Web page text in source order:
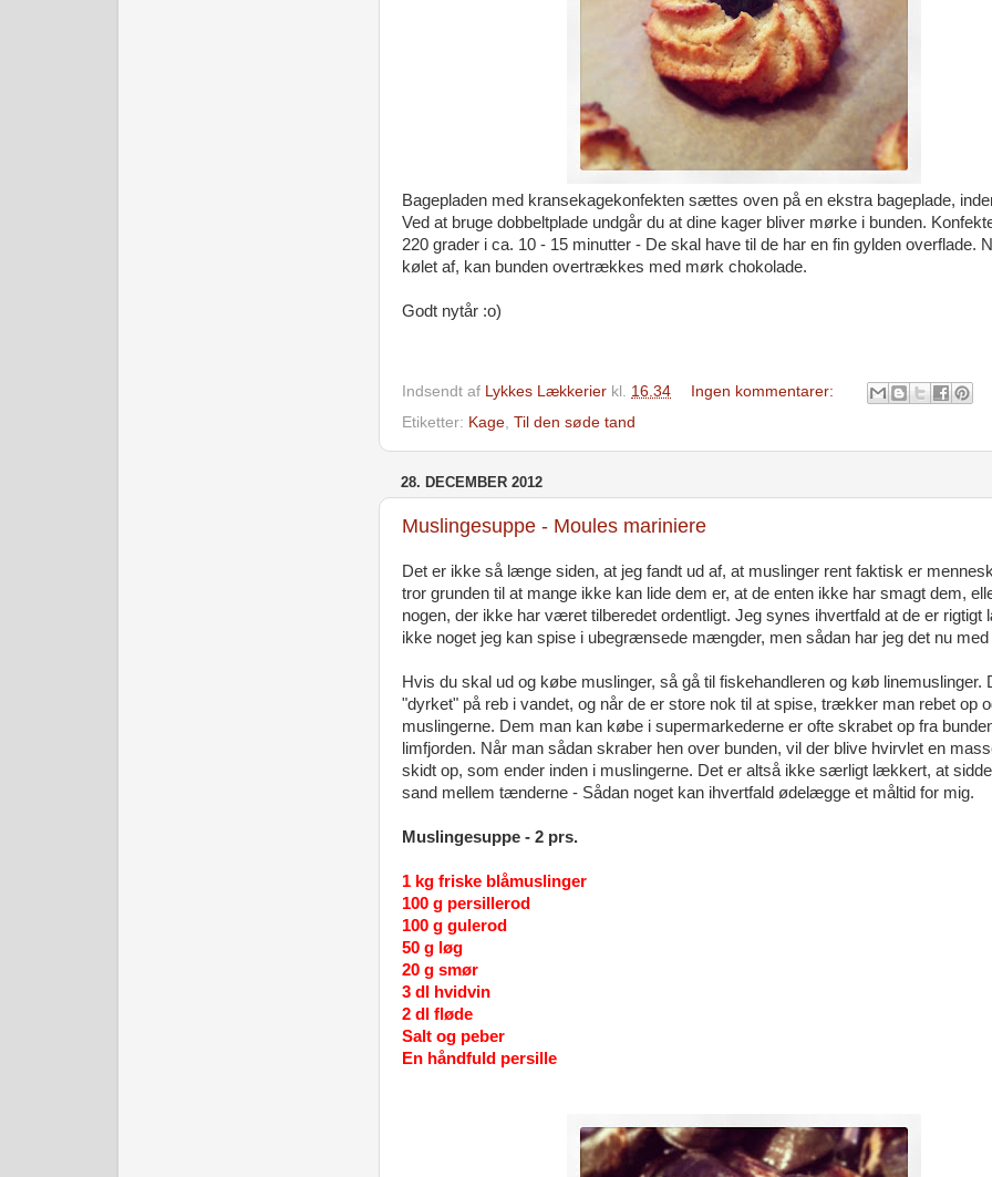
Bagepladen med kransekagekonfekten sættes oven på en ekstra bageplade,
Ved at bruge dobbeltplade undgår du at dine kager bliver mørke i bunden.
220 grader i ca. 10 - 15 minutter - De skal have til de har en fin gylden overflade.
kølet af, kan bunden overtrækkes med mørk chokolade.
Godt nytår :o)
Indsendt af Lykkes Lækkerier kl. 16.34
Ingen kommentarer:
Etiketter: Kage Til den søde tand
28. DECEMBER 2012
Muslingesuppe - Moules mariniere
Det er ikke så længe siden, at jeg fandt ud af, at muslinger rent faktisk er
tror grunden til at mange ikke kan lide dem er, at de enten ikke har smagt dem,
nogen, der ikke har været tilberedet ordentligt. Jeg synes ihvertfald at de er rigtigt
ikke noget jeg kan spise i ubegrænsede mængder, men sådan har jeg det nu med
Hvis du skal ud og købe muslinger, så gå til fiskehandleren og køb linemuslinger.
"dyrket" på reb i vandet, og når de er store nok til at spise, trækker man rebet op
muslingerne. Dem man kan købe i supermarkederne er ofte skrabet op fra
limfjorden. Når man sådan skraber hen over bunden, vil der blive hvirvlet en
skidt op, som ender inden i muslingerne. Det er altså ikke særligt lækkert, at
sand mellem tænderne - Sådan noget kan ihvertfald ødelægge et måltid for mig.
Muslingesuppe - 2 prs.
1 kg friske blåmuslinger
100 g persillerod
100 g gulerod
50 g løg
20 g smør
3 dl hvidvin
2 dl fløde
Salt og peber
En håndfuld persille